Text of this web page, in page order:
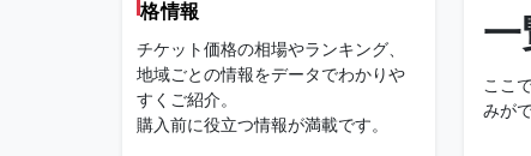
一
ここ
みが
格情報
チケット価格の相場やランキング、
地域ごとの情報をデータでわかりや
すくご紹介。
購入前に役立つ情報が満載です。